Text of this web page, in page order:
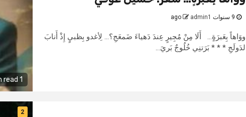
1 min read
admin1
ووَاهاً بِعَبرَةٍ... أَلَا مِنْ مُجِيرٍ عِندَ دَهياءَ ضَمعَجِ؟... لِأغدو بِظبيٍ إِذْ أَنابَ
لدَولَجِ * * * بَرَتنِي خُلُوجٌ بَريَ...
2